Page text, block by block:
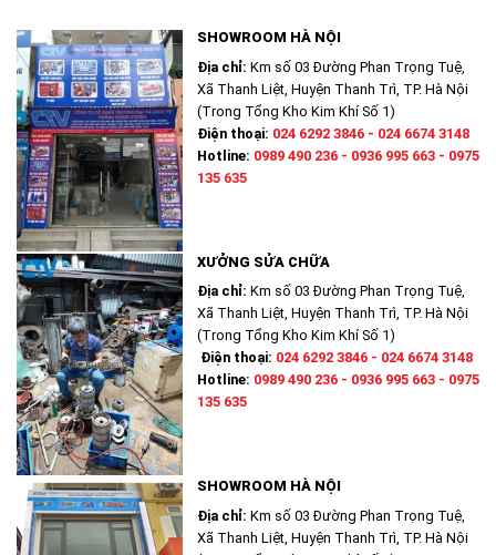
SHOWROOM HÀ NỘI
Địa chỉ: Km số 03 Đường Phan Trọng Tuệ,
Xã Thanh Liệt, Huyện Thanh Trì, TP. Hà Nội
(Trong Tổng Kho Kim Khí Số 1)
Điện thoại: 024 6292 3846 - 024 6674 3148
Hotline: 0989 490 236 - 0936 995 663 - 0975
135 635
XƯỞNG SỬA CHỮA
Địa chỉ: Km số 03 Đường Phan Trọng Tuệ,
Xã Thanh Liệt, Huyện Thanh Trì, TP. Hà Nội
(Trong Tổng Kho Kim Khí Số 1)
Điện thoại: 024 6292 3846 - 024 6674 3148
Hotline: 0989 490 236 - 0936 995 663 - 0975
135 635
SHOWROOM HÀ NỘI
Địa chỉ: Km số 03 Đường Phan Trọng Tuệ,
Xã Thanh Liệt, Huyện Thanh Trì, TP. Hà Nội